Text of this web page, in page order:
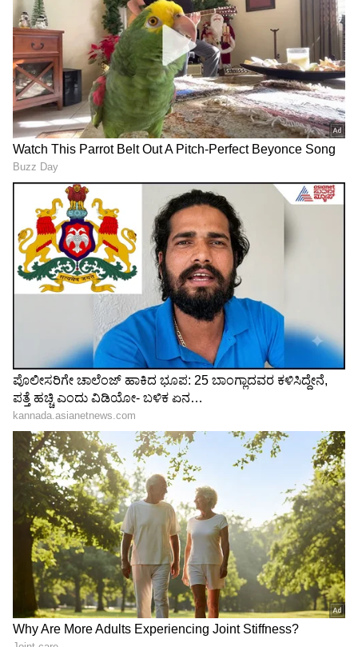
3
ಇನ್ನು ವಿರಾಟ್ ಕೊಹ್ಲಿ, ತಮ್ಮ ಅಧಿಕೃತ ಸೋಷಿಯಲ್
ಮೀಡಿಯಾ ಅಕೌಂಟ್‌ನಿಂದ ವಿವಿಧ ಬ್ರ್ಯಾಂಡ್‌ಗಳನ್ನು
ಪ್ರಮೋಷನ್ ಮಾಡಲು ದೊಡ್ಡ ಮೊತ್ತದ ಹಣವನ್ನು
ಜೇಬಿಗಿಳಿಸಿಕೊಳ್ಳುವುದು ಗುಟ್ಟಾಗಿಯೇನೂ ಉಳಿದಿಲ್ಲ.